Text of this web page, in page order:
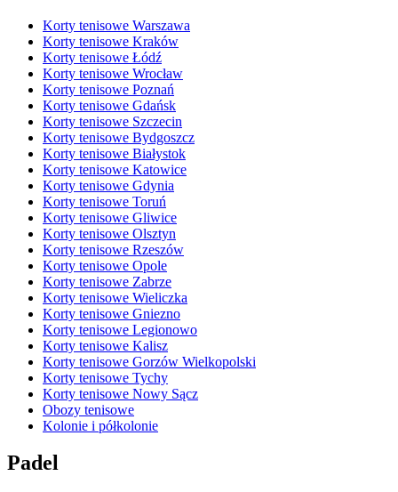
Korty tenisowe Warszawa
Korty tenisowe Kraków
Korty tenisowe Łódź
Korty tenisowe Wrocław
Korty tenisowe Poznań
Korty tenisowe Gdańsk
Korty tenisowe Szczecin
Korty tenisowe Bydgoszcz
Korty tenisowe Białystok
Korty tenisowe Katowice
Korty tenisowe Gdynia
Korty tenisowe Toruń
Korty tenisowe Gliwice
Korty tenisowe Olsztyn
Korty tenisowe Rzeszów
Korty tenisowe Opole
Korty tenisowe Zabrze
Korty tenisowe Wieliczka
Korty tenisowe Gniezno
Korty tenisowe Legionowo
Korty tenisowe Kalisz
Korty tenisowe Gorzów Wielkopolski
Korty tenisowe Tychy
Korty tenisowe Nowy Sącz
Obozy tenisowe
Kolonie i półkolonie
Padel